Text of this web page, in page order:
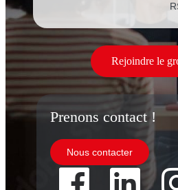
Rejoindre le
Prenons contact !
Nous contacter